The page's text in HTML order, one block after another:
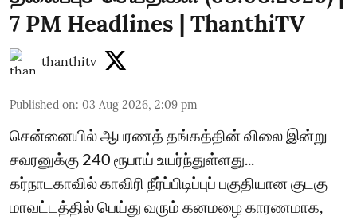
7 PM Headlines | ThanthiTV
thanthitv
Published on: 03 Aug 2026, 2:09 pm
சென்னையில் ஆபரணத் தங்கத்தின் விலை இன்று
சவரனுக்கு 240 ரூபாய் உயர்ந்துள்ளது...
கர்நாடகாவில் காவிரி நீர்ப்பிடிப்புப் பகுதியான குடகு
மாவட்டத்தில் பெய்து வரும் கனமழை காரணமாக,